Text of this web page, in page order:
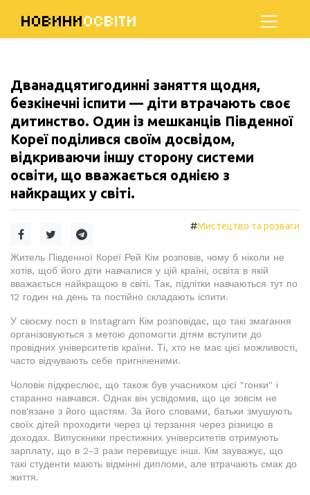
НОВИНИОСВІТИ
Дванадцятигодинні заняття щодня,
безкінечні іспити — діти втрачають своє
дитинство. Один із мешканців Південної
Кореї поділився своїм досвідом,
відкриваючи іншу сторону системи
освіти, що вважається однією з
найкращих у світі.
#Мистецтво та розваги
Житель Південної Кореї Рей Кім розповів, чому б ніколи не
хотів, щоб його діти навчалися у цій країні, освіта в якій
вважається найкращою в світі. Так, підлітки навчаються тут по
12 годин на день та постійно складають іспити.
У своєму пості в Instagram Кім розповідає, що такі змагання
організовуються з метою допомогти дітям вступити до
провідних університетів країни. Ті, хто не має цієї можливості,
часто відчувають себе пригніченими.
Чоловік підкреслює, що також був учасником цієї "гонки" і
старанно навчався. Однак він усвідомив, що це зовсім не
пов'язане з його щастям. За його словами, батьки змушують
своїх дітей проходити через ці терзання через різницю в
доходах. Випускники престижних університетів отримують
зарплату, що в 2-3 рази перевищує інші. Кім зауважує, що
такі студенти мають відмінні дипломи, але втрачають смак до
життя.